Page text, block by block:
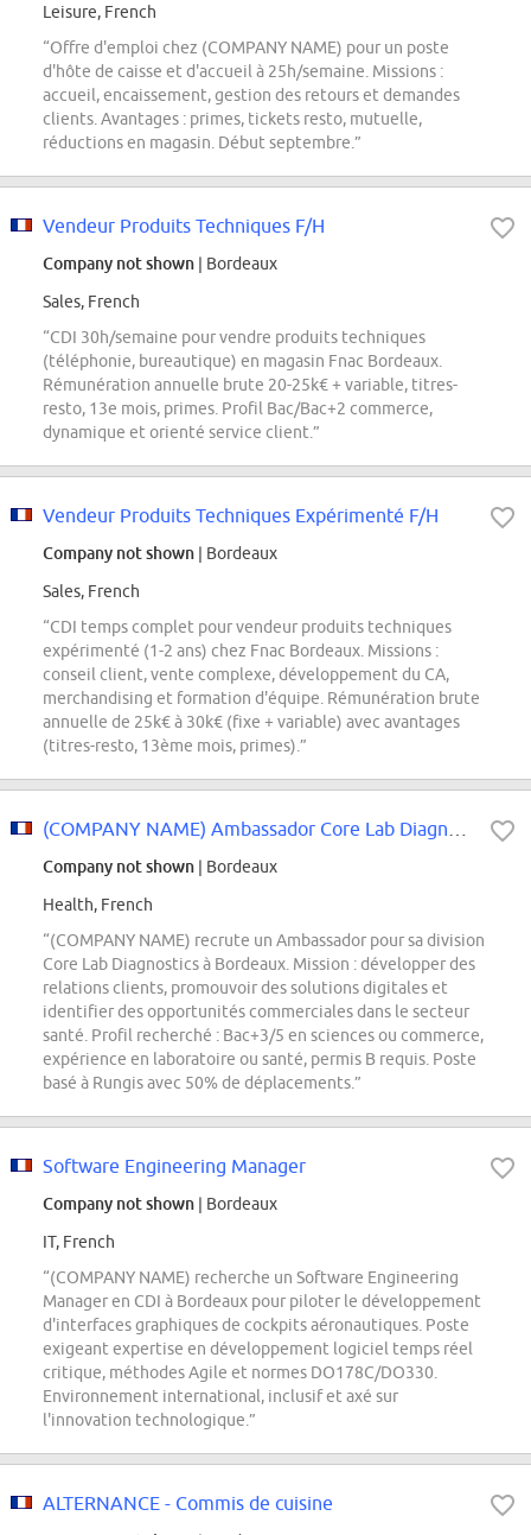
Leisure, French
“Offre d'emploi chez (COMPANY NAME) pour un poste
d'hôte de caisse et d'accueil à 25h/semaine. Missions :
accueil, encaissement, gestion des retours et demandes
clients. Avantages : primes, tickets resto, mutuelle,
réductions en magasin. Début septembre.”
Vendeur Produits Techniques F/H
Company not shown | Bordeaux
Sales, French
“CDI 30h/semaine pour vendre produits techniques
(téléphonie, bureautique) en magasin Fnac Bordeaux.
Rémunération annuelle brute 20-25k€ + variable, titres-
resto, 13e mois, primes. Profil Bac/Bac+2 commerce,
dynamique et orienté service client.”
Vendeur Produits Techniques Expérimenté F/H
Company not shown | Bordeaux
Sales, French
“CDI temps complet pour vendeur produits techniques
expérimenté (1-2 ans) chez Fnac Bordeaux. Missions :
conseil client, vente complexe, développement du CA,
merchandising et formation d'équipe. Rémunération brute
annuelle de 25k€ à 30k€ (fixe + variable) avec avantages
(titres-resto, 13ème mois, primes).”
Company not shown | Bordeaux
Health, French
“(COMPANY NAME) recrute un Ambassador pour sa division
Core Lab Diagnostics à Bordeaux. Mission : développer des
relations clients, promouvoir des solutions digitales et
identifier des opportunités commerciales dans le secteur
santé. Profil recherché : Bac+3/5 en sciences ou commerce,
expérience en laboratoire ou santé, permis B requis. Poste
basé à Rungis avec 50% de déplacements.”
Software Engineering Manager
Company not shown | Bordeaux
IT, French
“(COMPANY NAME) recherche un Software Engineering
Manager en CDI à Bordeaux pour piloter le développement
d'interfaces graphiques de cockpits aéronautiques. Poste
exigeant expertise en développement logiciel temps réel
critique, méthodes Agile et normes DO178C/DO330.
Environnement international, inclusif et axé sur
l'innovation technologique.”
ALTERNANCE - Commis de cuisine